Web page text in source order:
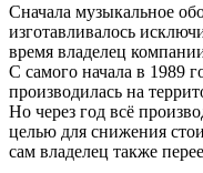
Сначала музыкальное
изготавливалось
время владелец
С самого начала в 1989
производилась на
Но через год всё
целью для снижения
сам владелец также